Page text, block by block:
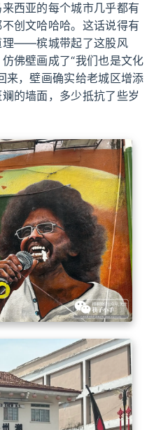
西亚的每个城市几乎都有
创文哈哈哈。这话说得有
理——槟城带起了这股风
佛壁画成了“我们也是文化
来，壁画确实给老城区增添
的墙面，多少抵抗了些岁